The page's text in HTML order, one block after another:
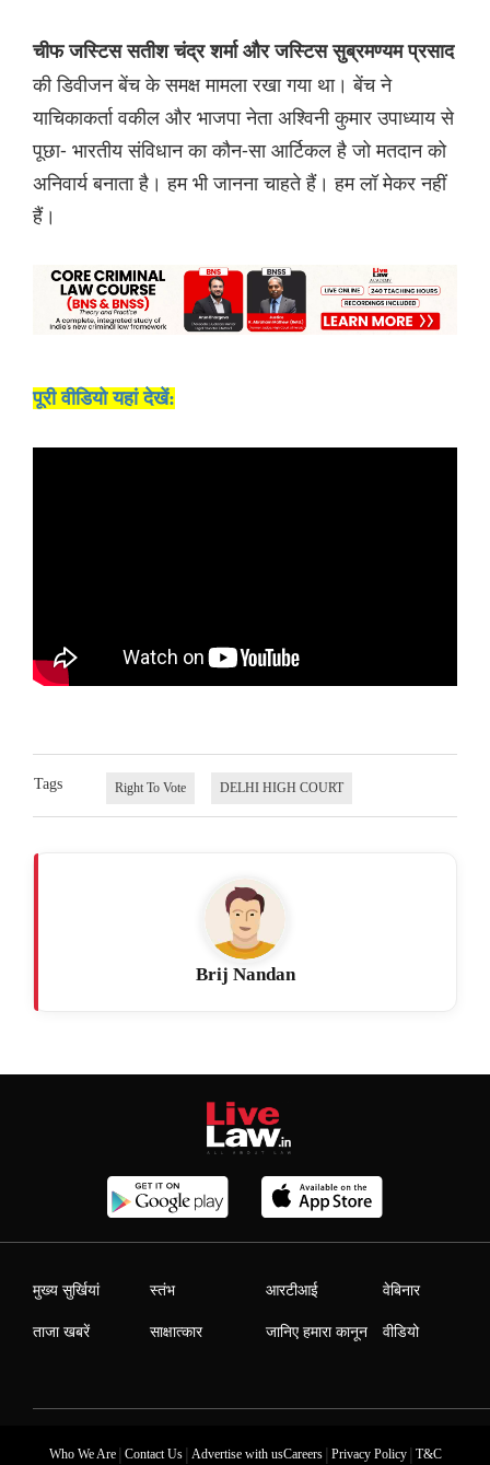
चीफ जस्टिस सतीश चंद्र शर्मा और जस्टिस सुब्रमण्यम प्रसाद
की डिवीजन बेंच के समक्ष मामला रखा गया था। बेंच ने
याचिकाकर्ता वकील और भाजपा नेता अश्विनी कुमार उपाध्याय से
पूछा- भारतीय संविधान का कौन-सा आर्टिकल है जो मतदान को
अनिवार्य बनाता है। हम भी जानना चाहते हैं। हम लॉ मेकर नहीं
हैं।
पूरी वीडियो यहां देखें:
Tags Right To Vote DELHI HIGH COURT
Brij Nandan
मुख्य सुर्खियां
ताजा खबरें
स्तंभ
साक्षात्कार
आरटीआई
जानिए हमारा कानून
वेबिनार
वीडियो
Who We Are| Contact Us| Advertise with usCareers| Privacy Policy| T&C